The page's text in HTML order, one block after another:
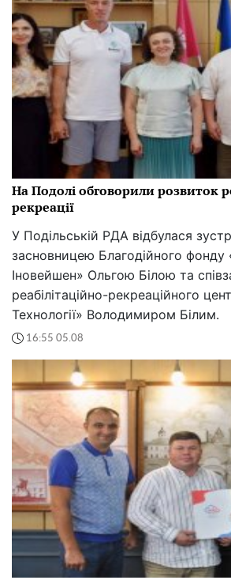
На Подолі обговорили розвиток
рекреації
У Подільській РДА відбулася
засновницею Благодійного
Іновейшен» Ольгою Білою та
реабілітаційно-рекреаційного
Технології» Володимиром Білим.
16:55 05.08